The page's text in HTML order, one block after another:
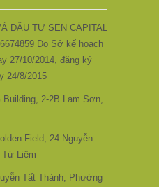
ĐẦU TƯ SEN CAPITAL
Do Sở kế hoạch
27/10/2014, đăng ký
24/8/2015
2-2B Lam Sơn,
Field, 24 Nguyễn
Liêm
Tất Thành, Phường